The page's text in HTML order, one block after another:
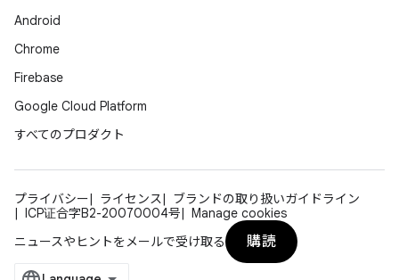
Android
Chrome
Firebase
Google Cloud Platform
すべてのプロダクト
プライバシー ライセンス
ブランドの取り扱いガイドライン
ICP证合字B2-20070004号
Manage cookies
ニュースやヒントをメールで受け取る
購読